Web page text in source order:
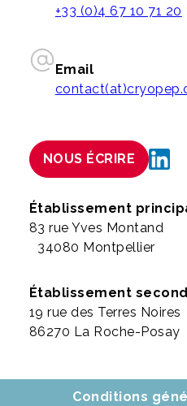
+33 (0)4 67 10 71 20
Email
NOUS ÉCRIRE
Établissement
83 rue Yves Montand
34080 Montpellier
Établissement
19 rue des Terres Noires
86270 La Roche-Posay
Conditions